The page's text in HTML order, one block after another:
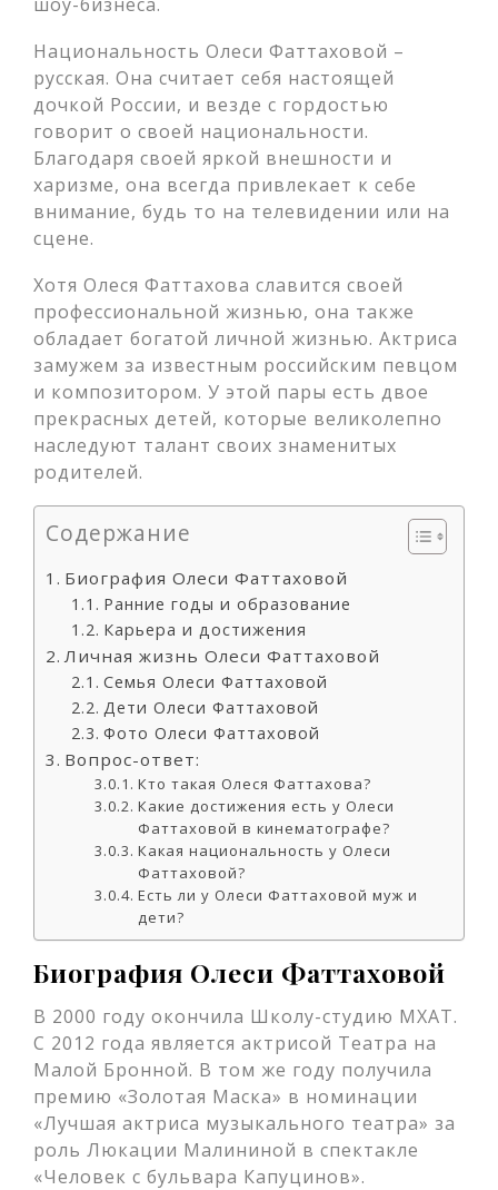
Национальность Олеси Фаттаховой –
русская. Она считает себя настоящей
дочкой России, и везде с гордостью
говорит о своей национальности.
Благодаря своей яркой внешности и
харизме, она всегда привлекает к себе
внимание, будь то на телевидении или на
сцене.
Хотя Олеся Фаттахова славится своей
профессиональной жизнью, она также
обладает богатой личной жизнью. Актриса
замужем за известным российским певцом
и композитором. У этой пары есть двое
прекрасных детей, которые великолепно
наследуют талант своих знаменитых
родителей.
Содержание
Биография Олеси Фаттаховой
Ранние годы и образование
Карьера и достижения
Личная жизнь Олеси Фаттаховой
Семья Олеси Фаттаховой
Дети Олеси Фаттаховой
Фото Олеси Фаттаховой
Вопрос-ответ:
Кто такая Олеся Фаттахова?
Какие достижения есть у Олеси
Фаттаховой в кинематографе?
Какая национальность у Олеси
Фаттаховой?
Есть ли у Олеси Фаттаховой муж и
дети?
Биография Олеси Фаттаховой
В 2000 году окончила Школу-студию МХАТ.
С 2012 года является актрисой Театра на
Малой Бронной. В том же году получила
премию «Золотая Маска» в номинации
«Лучшая актриса музыкального театра» за
роль Люкации Малининой в спектакле
«Человек с бульвара Капуцинов».